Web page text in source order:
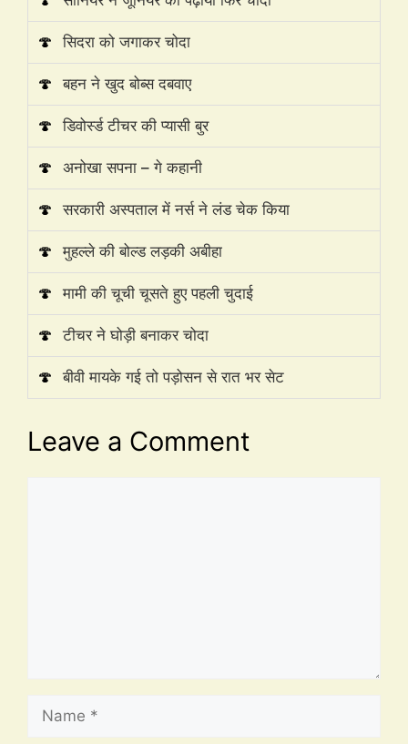
🍄 सिदरा को जगाकर चोदा
🍄 बहन ने खुद बोब्स दबवाए
🍄 डिवोर्स्ड टीचर की प्यासी बुर
🍄 अनोखा सपना – गे कहानी
🍄 सरकारी अस्पताल में नर्स ने लंड चेक किया
🍄 मुहल्ले की बोल्ड लड़की अबीहा
🍄 मामी की चूची चूसते हुए पहली चुदाई
🍄 टीचर ने घोड़ी बनाकर चोदा
🍄 बीवी मायके गई तो पड़ोसन से रात भर सेट
Leave a Comment